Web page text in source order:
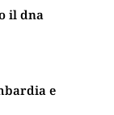
il dna
e